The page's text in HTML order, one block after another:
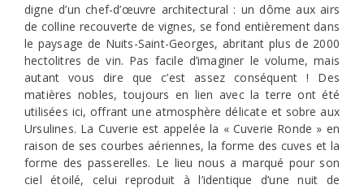
digne d’un chef-d’œuvre architectural : un dôme aux airs
de colline recouverte de vignes, se fond entièrement dans
le paysage de Nuits-Saint-Georges, abritant plus de 2000
hectolitres de vin. Pas facile d’imaginer le volume, mais
autant vous dire que c’est assez conséquent ! Des
matières nobles, toujours en lien avec la terre ont été
utilisées ici, offrant une atmosphère délicate et sobre aux
Ursulines. La Cuverie est appelée la « Cuverie Ronde » en
raison de ses courbes aériennes, la forme des cuves et la
forme des passerelles. Le lieu nous a marqué pour son
ciel étoilé, celui reproduit à l’identique d’une nuit de